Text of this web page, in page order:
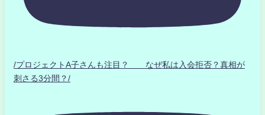
/プロジェクトA子さんも注目？ なぜ私は入会拒否？真相が
刺さる3分間？/